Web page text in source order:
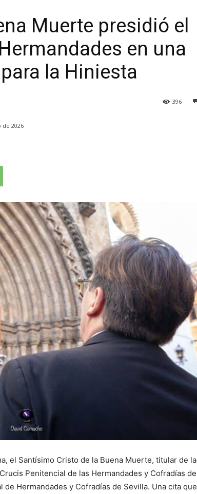
Muerte presidió el
en una
la Hiniesta
2026
396
el Santísimo Cristo de la Buena Muerte, titular de la
Penitencial de las Hermandades y Cofradías de
Hermandades y Cofradías de Sevilla. Una cita que